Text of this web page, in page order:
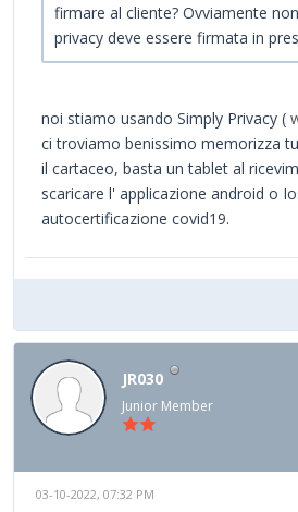
firmare al cliente? Ovviamente
privacy deve essere firmata in
noi stiamo usando Simply Privacy (
ci troviamo benissimo memorizza
il cartaceo, basta un tablet al
scaricare l' applicazione android o
autocertificazione covid19.
JR030
Junior Member
03-10-2022, 07:32 PM